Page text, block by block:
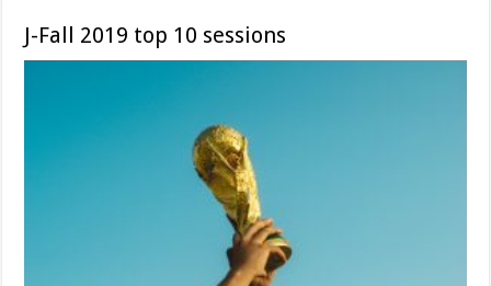
J-Fall 2019 top 10 sessions